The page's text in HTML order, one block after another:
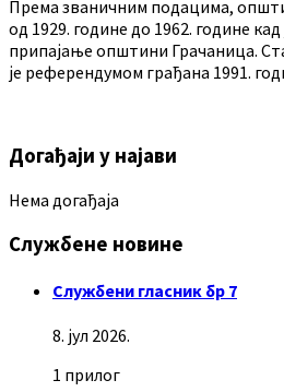
Према званичним подацима,
од 1929. године до 1962. године
припајање општини Грачаница.
је референдумом грађана 1991.
Догађаји у најави
Нема догађаја
Службене новине
Службени гласник бр 7
8. јул 2026.
1 прилог